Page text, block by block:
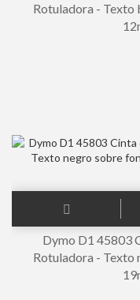
Rotuladora - Texto
Dymo D1 45803
Rotuladora - Texto